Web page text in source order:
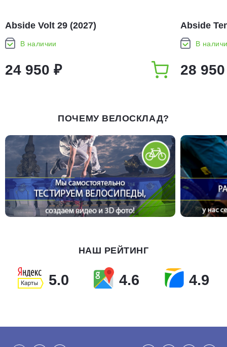
Abside Volt 29 (2027)
В наличии
24 950 ₽
Abside
В
28
ПОЧЕМУ ВЕЛОСКЛАД?
НАШ РЕЙТИНГ
5.0 4.6 4.9